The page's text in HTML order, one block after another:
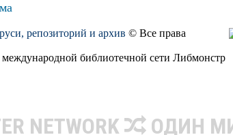
репозиторий и архив © Все права
библиотечной сети Либмонстр
NETWORK ОДИН